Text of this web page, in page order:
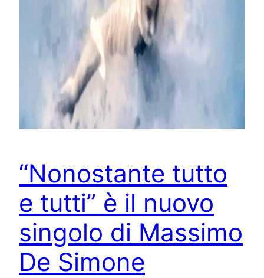
“Nonostante tutto
e tutti” è il nuovo
singolo di Massimo
De Simone